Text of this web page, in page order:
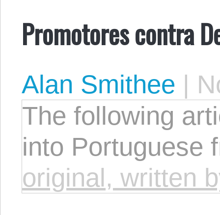
Promotores contra
Alan Smithee |
The following
into Portuguese
original, written